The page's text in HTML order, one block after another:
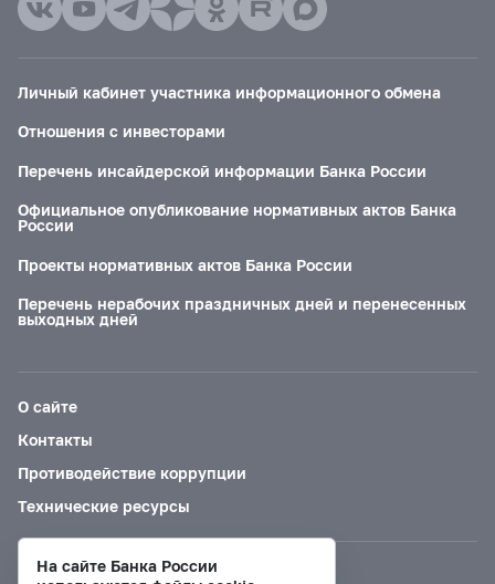
Личный кабинет участника информационного обмена
Отношения с инвесторами
Перечень инсайдерской информации Банка России
Официальное опубликование нормативных актов Банка
России
Проекты нормативных актов Банка России
Перечень нерабочих праздничных дней и перенесенных
выходных дней
О сайте
Контакты
Противодействие коррупции
Технические ресурсы
На сайте Банка России